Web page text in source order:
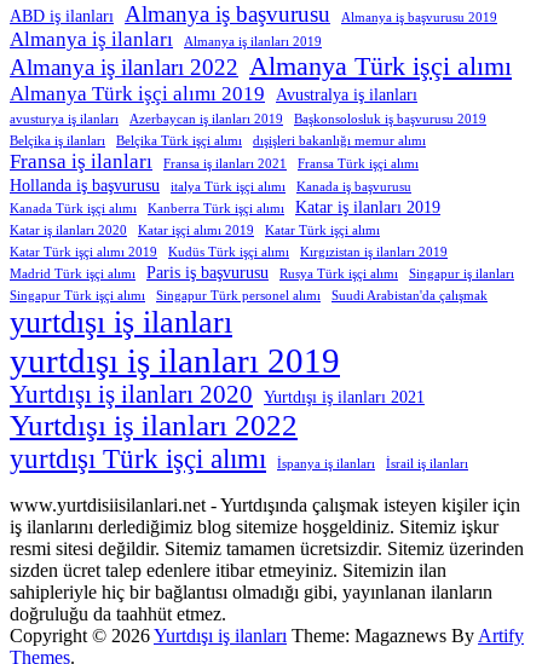
ABD iş ilanları Almanya iş başvurusu Almanya iş başvurusu 2019
Almanya iş ilanları Almanya iş ilanları 2019
Almanya iş ilanları 2022 Almanya Türk işçi alımı
Almanya Türk işçi alımı 2019 Avustralya iş ilanları
avusturya iş ilanları Azerbaycan iş ilanları 2019
Başkonsolosluk iş başvurusu 2019
Belçika iş ilanları
Belçika Türk işçi alımı dışişleri bakanlığı memur alımı
Fransa iş ilanları Fransa iş ilanları 2021 Fransa Türk işçi alımı
Hollanda iş başvurusu italya Türk işçi alımı
Kanada iş başvurusu
Kanada Türk işçi alımı
Kanberra Türk işçi alımı Katar iş ilanları 2019
Katar iş ilanları 2020 Katar işçi alımı 2019
Katar Türk işçi alımı
Katar Türk işçi alımı 2019
Kudüs Türk işçi alımı
Kırgızistan iş ilanları 2019
Madrid Türk işçi alımı
Paris iş başvurusu Rusya Türk işçi alımı
Singapur iş ilanları
Singapur Türk işçi alımı
Singapur Türk personel alımı Suudi Arabistan'da çalışmak
yurtdışı iş ilanları
yurtdışı iş ilanları 2019
Yurtdışı iş ilanları 2020 Yurtdışı iş ilanları 2021
Yurtdışı iş ilanları 2022
yurtdışı Türk işçi alımı İspanya iş ilanları İsrail iş ilanları
www.yurtdisiisilanlari.net - Yurtdışında çalışmak isteyen kişiler için
iş ilanlarını derlediğimiz blog sitemize hoşgeldiniz. Sitemiz işkur
resmi sitesi değildir. Sitemiz tamamen ücretsizdir. Sitemiz üzerinden
sizden ücret talep edenlere itibar etmeyiniz. Sitemizin ilan
sahipleriyle hiç bir bağlantısı olmadığı gibi, yayınlanan ilanların
doğruluğu da taahhüt etmez.
Copyright © 2026Yurtdışı iş ilanları Theme: Magaznews By Artify
Themes.